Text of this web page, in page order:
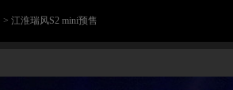
> 江淮瑞风S2 mini预售